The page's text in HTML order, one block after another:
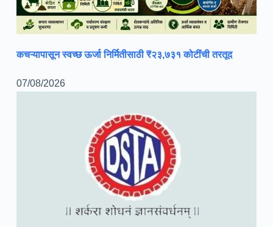
कचऱ्यापासून स्वच्छ ऊर्जा निर्मितीसाठी ₹२३,७३१ कोटींची तरतूद
07/08/2026